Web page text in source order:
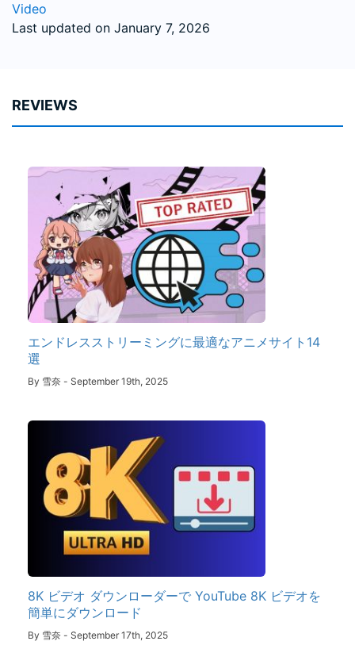
Video
Last updated on January 7, 2026
REVIEWS
エンドレスストリーミングに最適なアニメサイト14
選
By 雪奈 - September 19th, 2025
8K ビデオ ダウンローダーで YouTube 8K ビデオを
簡単にダウンロード
By 雪奈 - September 17th, 2025